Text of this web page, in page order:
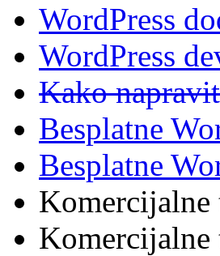
WordPress
WordPress
Kako
Besplatne
Besplatne
Komercijalne
Komercijalne